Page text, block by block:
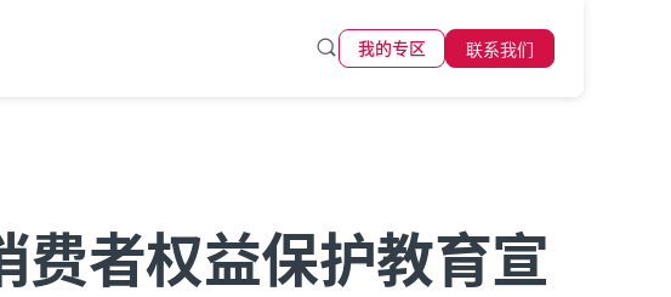
我的专区 联系我们
费者权益保护教育宣